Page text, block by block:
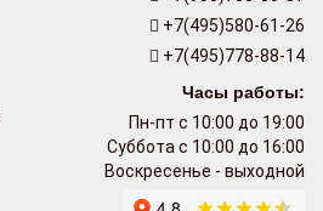
+7(495)580-61-26
+7(495)778-88-14
Часы работы:
Пн-пт с 10:00 до 19:00
Суббота с 10:00 до 16:00
Воскресенье - выходной